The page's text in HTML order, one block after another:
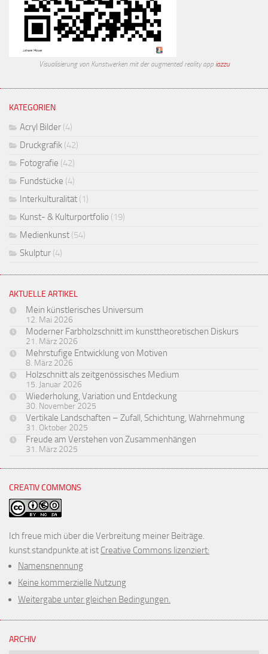
Visualisierung von Kunstwerken mit der augmented reality app iazzu
KATEGORIEN
Acryl Bilder (4)
Druckgrafik (42)
Fotografie (42)
Fundstücke (4)
Interkulturalität (1)
Kunst- & Kulturportfolio (19)
Medienkunst (54)
Skulptur (4)
AKTUELLE ARTIKEL
Mein künstlerisches Universum
12. Mai 2026
Moderner Farbholzschnitt im kunsttheoretischen Diskurs
21. März 2026
Mehrstufige Entwicklung von Motiven
8. März 2026
Holzschnitt als zeitgenössisches Medium
15. Januar 2026
Wiederholung, Variation und Entdeckung
30. November 2025
Vertikale Landschaften – Zufall, Schichtung, Wahrnehmung
31. Oktober 2025
Freude am Verstehen von Zusammenhängen
31. März 2025
CREATIV COMMONS
Ich freue mich über die Verbreitung meiner Beiträge.
kunst.standpunkte.at ist Creative Commons lizenziert:
Namensnennung
Keine kommerzielle Nutzung
Weitergabe unter gleichen Bedingungen.
ARCHIV